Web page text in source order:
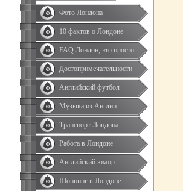
Фото Лондона
10 фактов о Лондоне
FAQ Лондон, это просто
Достопримечательности
Английский футбол
Музыка из Англии
Транспорт Лондона
Работа в Лондоне
Английский юмор
Шоппинг в Лондоне